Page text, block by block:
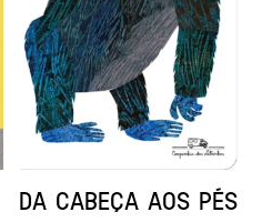
DA CABEÇA AOS PÉS